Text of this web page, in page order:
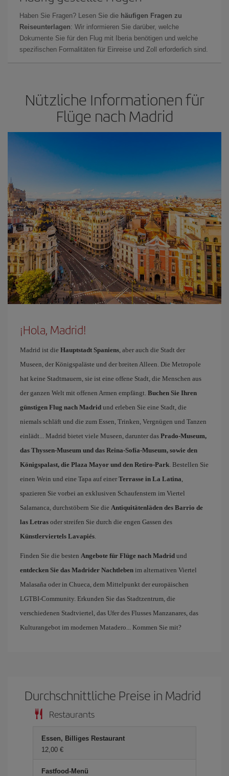
Haben Sie Fragen? Lesen Sie die häufigen Fragen zu
Reiseunterlagen: Wir informieren Sie darüber, welche
Dokumente Sie für den Flug mit Iberia benötigen und welche
spezifischen Formalitäten für Einreise und Zoll erforderlich sind.
Nützliche Informationen für
Flüge nach Madrid
¡Hola, Madrid!
Madrid ist die Hauptstadt Spaniens, aber auch die Stadt der
Museen, der Königspaläste und der breiten Alleen. Die Metropole
hat keine Stadtmauern, sie ist eine offene Stadt, die Menschen aus
der ganzen Welt mit offenen Armen empfängt. Buchen Sie Ihren
günstigen Flug nach Madrid und erleben Sie eine Stadt, die
niemals schläft und die zum Essen, Trinken, Vergnügen und Tanzen
einlädt... Madrid bietet viele Museen, darunter das Prado-Museum,
das Thyssen-Museum und das Reina-Sofía-Museum, sowie den
Königspalast, die Plaza Mayor und den Retiro-Park. Bestellen Sie
einen Wein und eine Tapa auf einer Terrasse in La Latina,
spazieren Sie vorbei an exklusiven Schaufenstern im Viertel
Salamanca, durchstöbern Sie die Antiquitätenläden des Barrio de
las Letras oder streifen Sie durch die engen Gassen des
Künstlerviertels Lavapiés.
Finden Sie die besten Angebote für Flüge nach Madrid und
entdecken Sie das Madrider Nachtleben im alternativen Viertel
Malasaña oder in Chueca, dem Mittelpunkt der europäischen
LGTBI-Community. Erkunden Sie das Stadtzentrum, die
verschiedenen Stadtviertel, das Ufer des Flusses Manzanares, das
Kulturangebot im modernen Matadero... Kommen Sie mit?
Durchschnittliche Preise in Madrid
Restaurants
Essen, Billiges Restaurant
12,00 €
Fastfood-Menü